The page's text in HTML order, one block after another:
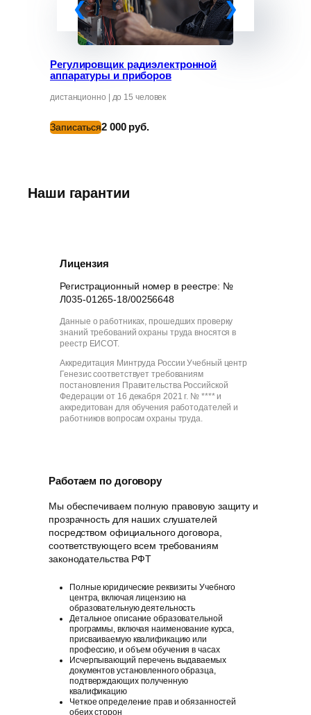
Регулировщик радиэлектронной
аппаратуры и приборов
дистанционно | до 15 человек
Записаться2 000 руб.
Наши гарантии
Лицензия
Регистрационный номер в реестре: №
Л035-01265-18/00256648
Данные о работниках, прошедших проверку
знаний требований охраны труда вносятся в
реестр ЕИСОТ.
Аккредитация Минтруда России Учебный центр
Генезис соответствует требованиям
постановления Правительства Российской
Федерации от 16 декабря 2021 г. № **** и
аккредитован для обучения работодателей и
работников вопросам охраны труда.
Работаем по договору
Мы обеспечиваем полную правовую защиту и
прозрачность для наших слушателей
посредством официального договора,
соответствующего всем требованиям
законодательства РФT
Полные юридические реквизиты Учебного
центра, включая лицензию на
образовательную деятельность
Детальное описание образовательной
программы, включая наименование курса,
присваиваемую квалификацию или
профессию, и объем обучения в часах
Исчерпывающий перечень выдаваемых
документов установленного образца,
подтверждающих полученную
квалификацию
Четкое определение прав и обязанностей
обеих сторон